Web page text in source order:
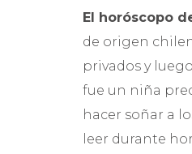
El horóscopo
de origen
privados y
fue un niña
hacer soñar a
leer durante